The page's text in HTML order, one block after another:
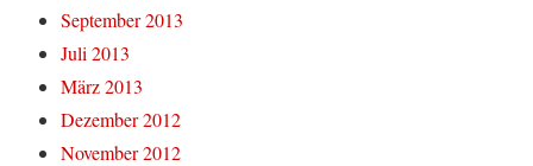
September 2013
Juli 2013
März 2013
Dezember 2012
November 2012